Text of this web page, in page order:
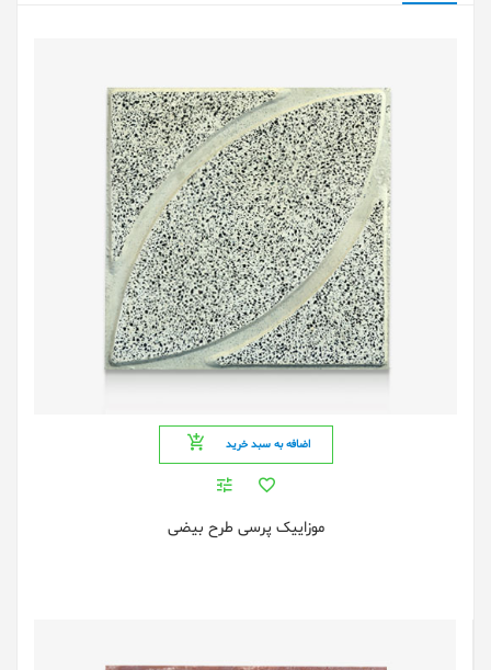
اضافه به سبد خرید
موزاییک پرسی طرح بیضی